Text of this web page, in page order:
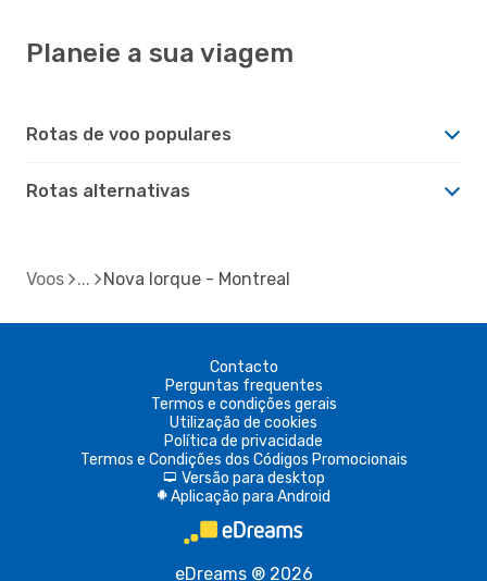
Planeie a sua viagem
Rotas de voo populares
Rotas alternativas
Voos Nova Iorque - Montreal
Contacto
Perguntas frequentes
Termos e condições gerais
Utilização de cookies
Política de privacidade
Termos e Condições dos Códigos Promocionais
d Versão para desktop
A Aplicação para Android
eDreams ® 2026